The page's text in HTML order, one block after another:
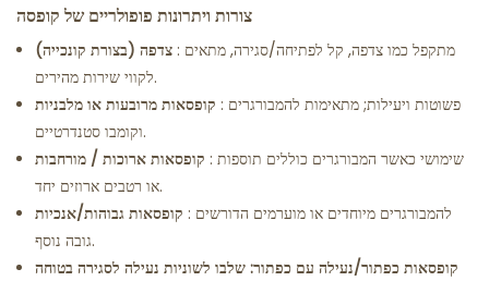
צורות ויתרונות פופולריים של קופסה
צדפה (בצורת קונכייה) : מתקפל כמו צדפה, קל לפתיחה/סגירה, מתאים
לקווי שירות מהירים.
קופסאות מרובעות או מלבניות : פשוטות ויעילות; מתאימות להמבורגרים
וקומבו סטנדרטיים.
קופסאות ארוכות / מורחבות : שימושי כאשר המבורגרים כוללים תוספות
או רטבים ארוזים יחד.
קופסאות גבוהות/אנכיות : להמבורגרים מיוחדים או מוערמים הדורשים
גובה נוסף.
קופסאות כפתור/נעילה עם כפתור: שלבו לשוניות נעילה לסגירה בטוחה